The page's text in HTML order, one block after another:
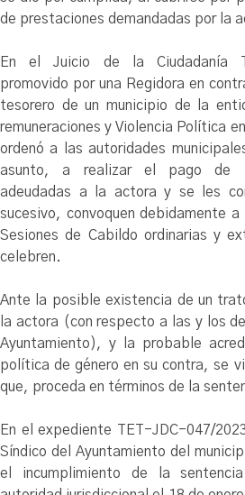
de prestaciones demandadas por la
En el Juicio de la Ciudadanía
promovido por una Regidora en
tesorero de un municipio de la
remuneraciones y Violencia Política
ordenó a las autoridades
asunto, a realizar el pago de
adeudadas a la actora y se les
sucesivo, convoquen debidamente
Sesiones de Cabildo ordinarias y
celebren.
Ante la posible existencia de un
la actora (con respecto a las y los
Ayuntamiento), y la probable
política de género en su contra, se
que, proceda en términos de la
En el expediente TET-JDC-047/
Síndico del Ayuntamiento del
el incumplimiento de la